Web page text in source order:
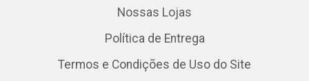
Nossas Lojas
Política de Entrega
Termos e Condições de Uso do Site